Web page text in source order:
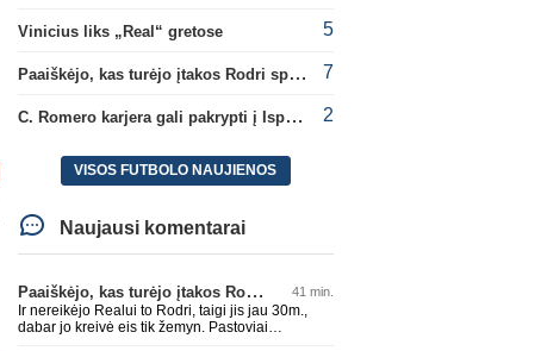
Vinicius liks „Real“ gretose 5
Paaiškėjo, kas turėjo įtakos Rodri sprendimui pasirinkti Barselonos pusę 7
C. Romero karjera gali pakrypti į Ispaniją 2
VISOS FUTBOLO NAUJIENOS
Naujausi komentarai
Paaiškėjo, kas turėjo įtakos Rodri sprendimui pasirinkti Barselonos pusę 41 min.
Ir nereikėjo Realui to Rodri, taigi jis jau 30m.,
dabar jo kreivė eis tik žemyn. Pastoviai